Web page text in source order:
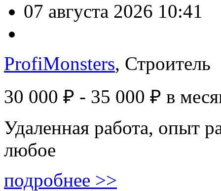
07 августа 2026 10:41
ProfiMonsters, Строитель
30 000 ₽ - 35 000 ₽ в
Удаленная работа, опыт
любое
подробнее >>